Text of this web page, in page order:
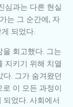
심과는 다른 현실
는 그 순간에, 자
되었다.
회고했다. 그는
지키기 위해 치열
. 그가 숨겨왔던
이 모든 과정이
되었다. 사회에서